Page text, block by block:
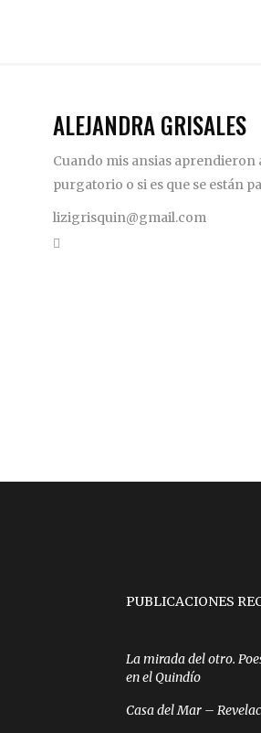
ALEJANDRA GRISALES
Cuando mis ansias aprendieron
purgatorio o si es que se están
lizigrisquin@gmail.com
PUBLICACIONES
La mirada del otro.
en el Quindío
Casa del Mar –